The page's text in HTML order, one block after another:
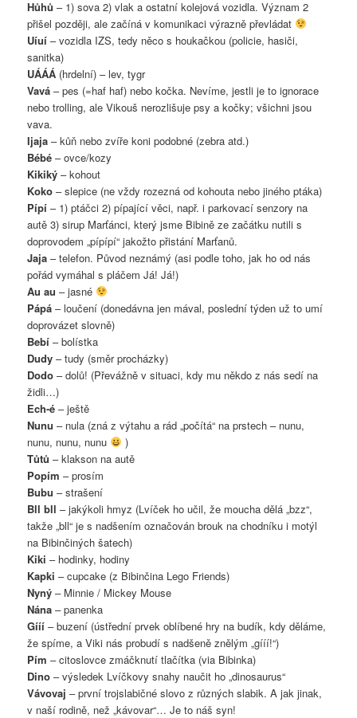
Hůhů – 1) sova 2) vlak a ostatní kolejová vozidla. Význam 2
přišel později, ale začíná v komunikaci výrazně převládat
Uíuí – vozidla IZS, tedy něco s houkačkou (policie, hasiči,
sanitka)
UÁÁÁ (hrdelní) – lev, tygr
Vavá – pes (=haf haf) nebo kočka. Nevíme, jestli je to ignorace
nebo trolling, ale Vikouš nerozlišuje psy a kočky; všichni jsou
vava.
Ijaja – kůň nebo zvíře koni podobné (zebra atd.)
Bébé – ovce/kozy
Kikiký – kohout
Koko – slepice (ne vždy rozezná od kohouta nebo jiného ptáka)
Pípí – 1) ptáčci 2) pípající věci, např. i parkovací senzory na
autě 3) sirup Marťánci, který jsme Bibině ze začátku nutili s
doprovodem „pípípí“ jakožto přistání Marťanů.
Jaja – telefon. Původ neznámý (asi podle toho, jak ho od nás
pořád vymáhal s pláčem Já! Já!)
Au au – jasné
Pápá – loučení (donedávna jen mával, poslední týden už to umí
doprovázet slovně)
Bebí – bolístka
Dudy – tudy (směr procházky)
Dodo – dolů! (Převážně v situaci, kdy mu někdo z nás sedí na
židli…)
Ech-é – ještě
Nunu – nula (zná z výtahu a rád „počítá“ na prstech – nunu,
nunu, nunu, nunu
)
Tůtů – klakson na autě
Popím – prosím
Bubu – strašení
Bll bll – jakýkoli hmyz (Lvíček ho učil, že moucha dělá „bzz“,
takže „bll“ je s nadšením označován brouk na chodníku i motýl
na Bibinčiných šatech)
Kiki – hodinky, hodiny
Kapki – cupcake (z Bibinčina Lego Friends)
Nyný – Minnie / Mickey Mouse
Nána – panenka
Gííí – buzení (ústřední prvek oblíbené hry na budík, kdy děláme,
že spíme, a Viki nás probudí s nadšeně znělým „gííí!“)
Pím – citoslovce zmáčknutí tlačítka (via Bibinka)
Dino – výsledek Lvíčkovy snahy naučit ho „dinosaurus“
Vávovaj – první trojslabičné slovo z různých slabik. A jak jinak,
v naší rodině, než „kávovar“… Je to náš syn!